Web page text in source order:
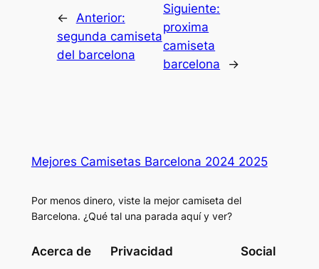
←
Anterior:
segunda camiseta
del barcelona
Siguiente:
proxima
camiseta
barcelona
→
Mejores Camisetas Barcelona 2024 2025
Por menos dinero, viste la mejor camiseta del
Barcelona. ¿Qué tal una parada aquí y ver?
Acerca de Privacidad Social